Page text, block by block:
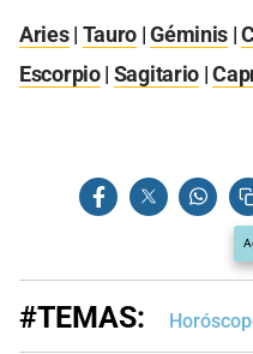
Aries| Tauro |Géminis |
Escorpio| Sagitario |
#TEMAS: